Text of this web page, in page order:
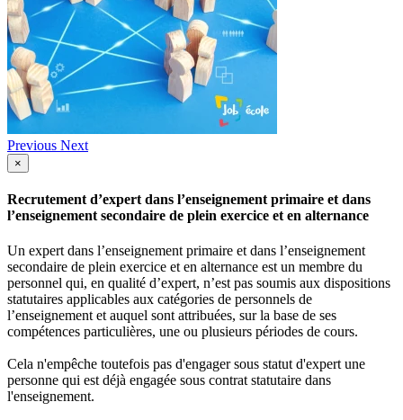
Previous Next
×
Recrutement d’expert dans l’enseignement primaire et dans
l’enseignement secondaire de plein exercice et en alternance
Un expert dans l’enseignement primaire et dans l’enseignement
secondaire de plein exercice et en alternance est un membre du
personnel qui, en qualité d’expert, n’est pas soumis aux dispositions
statutaires applicables aux catégories de personnels de
l’enseignement et auquel sont attribuées, sur la base de ses
compétences particulières, une ou plusieurs périodes de cours.
Cela n'empêche toutefois pas d'engager sous statut d'expert une
personne qui est déjà engagée sous contrat statutaire dans
l'enseignement.